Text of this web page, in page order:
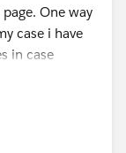
One way
case i have
in case
be